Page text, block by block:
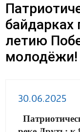
байдарках
летию
молодёжи!
30.06.2025